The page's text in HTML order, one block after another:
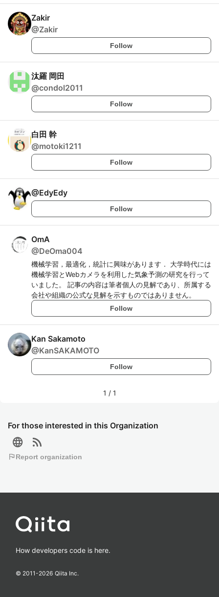
For those interested in this Organization
language rss_feed
flagReport organization
Zakir
@Zakir
Follow
汰羅 岡田
@condol2011
Follow
白田 幹
@motoki1211
Follow
@EdyEdy
Follow
OmA
@DeOma004
機械学習，最適化，統計に興味があります． 大学時代には
機械学習とWebカメラを利用した気象予測の研究を行って
いました。 記事の内容は筆者個人の見解であり、所属する
会社や組織の公式な見解を示すものではありません。
Follow
Kan Sakamoto
@KanSAKAMOTO
Follow
1 / 1
How developers code is here.
© 2011-2026 Qiita Inc.